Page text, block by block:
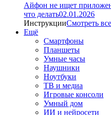
Айфон не ищет
что делать02.01.2026
ИнструкцииСмотреть
Ещё
Смартфоны
Планшеты
Умные часы
Наушники
Ноутбуки
ТВ и медиа
Игровые консоли
Умный дом
ИИ и нейросети